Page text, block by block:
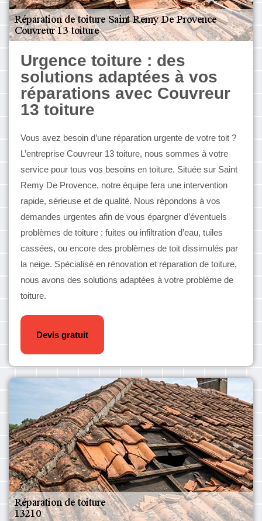
Urgence toiture : des
solutions adaptées à vos
réparations avec Couvreur
13 toiture
Vous avez besoin d’une réparation urgente de votre toit ?
L’entreprise Couvreur 13 toiture, nous sommes à votre
service pour tous vos besoins en toiture. Située sur Saint
Remy De Provence, notre équipe fera une intervention
rapide, sérieuse et de qualité. Nous répondons à vos
demandes urgentes afin de vous épargner d’éventuels
problèmes de toiture : fuites ou infiltration d’eau, tuiles
cassées, ou encore des problèmes de toit dissimulés par
la neige. Spécialisé en rénovation et réparation de toiture,
nous avons des solutions adaptées à votre problème de
toiture.
Devis gratuit